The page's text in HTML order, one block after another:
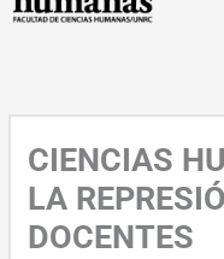
CIENCIAS
LA
DOCENTES